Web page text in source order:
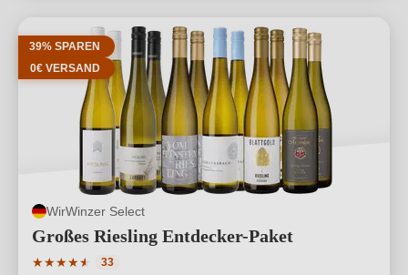
39% SPAREN
0€ VERSAND
WirWinzer Select
Großes Riesling Entdecker-Paket
★★★★★
★
Durchschnittliche Bewertung von 4.82 von 5 Sternen
33